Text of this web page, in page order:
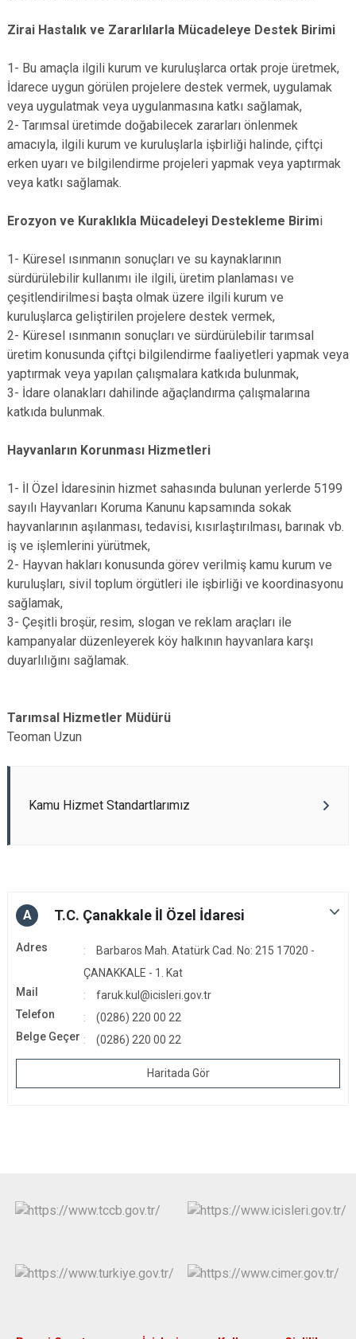
Zirai Hastalık ve Zararlılarla Mücadeleye Destek Birimi
1- Bu amaçla ilgili kurum ve kuruluşlarca ortak proje üretmek,
İdarece uygun görülen projelere destek vermek, uygulamak
veya uygulatmak veya uygulanmasına katkı sağlamak,
2- Tarımsal üretimde doğabilecek zararları önlenmek
amacıyla, ilgili kurum ve kuruluşlarla işbirliği halinde, çiftçi
erken uyarı ve bilgilendirme projeleri yapmak veya yaptırmak
veya katkı sağlamak.
Erozyon ve Kuraklıkla Mücadeleyi Destekleme Birimi
1- Küresel ısınmanın sonuçları ve su kaynaklarının
sürdürülebilir kullanımı ile ilgili, üretim planlaması ve
çeşitlendirilmesi başta olmak üzere ilgili kurum ve
kuruluşlarca geliştirilen projelere destek vermek,
2- Küresel ısınmanın sonuçları ve sürdürülebilir tarımsal
üretim konusunda çiftçi bilgilendirme faaliyetleri yapmak veya
yaptırmak veya yapılan çalışmalara katkıda bulunmak,
3- İdare olanakları dahilinde ağaçlandırma çalışmalarına
katkıda bulunmak.
Hayvanların Korunması Hizmetleri
1- İl Özel İdaresinin hizmet sahasında bulunan yerlerde 5199
sayılı Hayvanları Koruma Kanunu kapsamında sokak
hayvanlarının aşılanması, tedavisi, kısırlaştırılması, barınak vb.
iş ve işlemlerini yürütmek,
2- Hayvan hakları konusunda görev verilmiş kamu kurum ve
kuruluşları, sivil toplum örgütleri ile işbirliği ve koordinasyonu
sağlamak,
3- Çeşitli broşür, resim, slogan ve reklam araçları ile
kampanyalar düzenleyerek köy halkının hayvanlara karşı
duyarlılığını sağlamak.
Tarımsal Hizmetler Müdürü
Teoman Uzun
Kamu Hizmet Standartlarımız
A T.C. Çanakkale İl Özel İdaresi
Adres
Barbaros Mah. Atatürk Cad. No: 215 17020 -
ÇANAKKALE - 1. Kat
Mail
faruk.kul@icisleri.gov.tr
Telefon
(0286) 220 00 22
Belge Geçer
(0286) 220 00 22
Haritada Gör